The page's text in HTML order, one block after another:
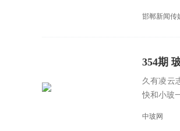
邯郸新闻传
354期
久有凌云
快和小玻
中玻网